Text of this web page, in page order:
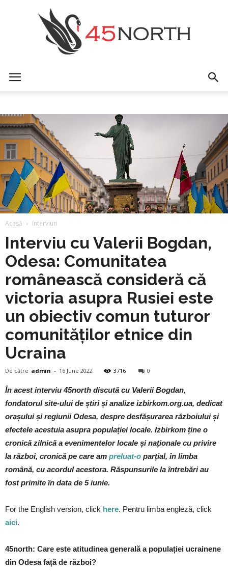
Acasă Interviuri
Interviu cu Valerii Bogdan,
Odesa: Comunitatea
românească consideră că
victoria asupra Rusiei este
un obiectiv comun tuturor
comunităților etnice din
Ucraina
De către admin - 16 June 2022 3716 0
În acest interviu 45north discută cu Valerii Bogdan,
fondatorul site-ului de știri și analize izbirkom.org.ua, dedicat
orașului și regiunii Odesa, despre desfășurarea războiului și
efectele acestuia asupra populației locale. Izbirkom ține o
cronică zilnică a evenimentelor locale și naționale cu privire
la război, cronică pe care am preluat-o parțial, în limba
română, cu acordul acestora. Răspunsurile la întrebări au
fost primite în data de 5 iunie.
For the English version, click here. Pentru limba engleză, click
aici.
45north: Care este atitudinea generală a populației ucrainene
din Odesa față de război?